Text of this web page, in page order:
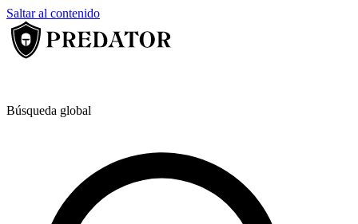
Saltar al contenido
Búsqueda global